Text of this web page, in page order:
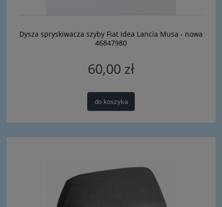
Dysza spryskiwacza szyby Fiat Idea Lancia Musa - nowa
46847980
60,00 zł
do koszyka